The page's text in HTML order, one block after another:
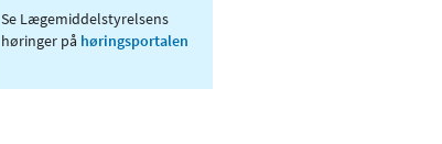
Se Lægemiddelstyrelsens
høringer på høringsportalen